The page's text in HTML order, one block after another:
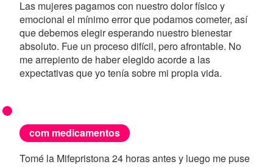
Las mujeres pagamos con nuestro dolor físico y
emocional el mínimo error que podamos cometer, así
que debemos elegir esperando nuestro bienestar
absoluto. Fue un proceso difícil, pero afrontable. No
me arrepiento de haber elegido acorde a las
expectativas que yo tenía sobre mi propia vida.
com medicamentos
Tomé la Mifepristona 24 horas antes y luego me puse